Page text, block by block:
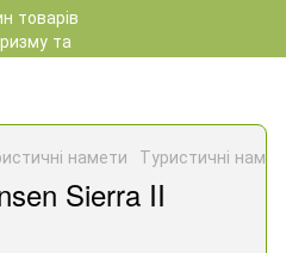
намети Туристичні
Sierra II